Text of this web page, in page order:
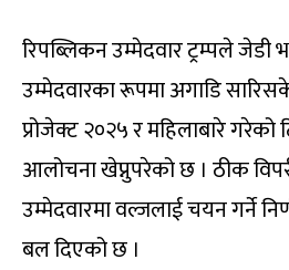
रिपब्लिकन उम्मेदवार ट्रम्पले जेडी
उम्मेदवारका रूपमा अगाडि
प्रोजेक्ट २०२५ र महिलाबारे गरेको
आलोचना खेप्नुपरेको छ । ठीक
उम्मेदवारमा वल्जलाई चयन गर्ने
बल दिएको छ ।